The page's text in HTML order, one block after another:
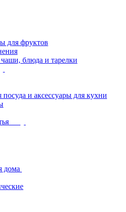
для фруктов
блюда и тарелки
посуда и аксессуары для кухни
дома